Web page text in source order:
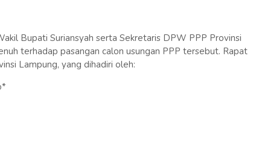
Bupati Suriansyah serta Sekretaris DPW PPP Provinsi
terhadap pasangan calon usungan PPP tersebut. Rapat
Lampung, yang dihadiri oleh: